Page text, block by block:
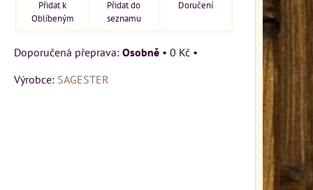
Přidat k
Oblíbeným
Přidat do
seznamu
Doručení
Osobně • 0 Kč •
Výrobce: SAGESTER